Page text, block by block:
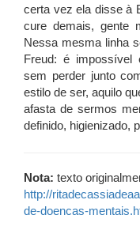
certa vez ela disse à
cure demais, gente
Nessa mesma linha
Freud: é impossível
sem perder junto
estilo de ser, aquilo
afasta de sermos
definido, higienizado,
Nota: texto
http://
de-doencas-